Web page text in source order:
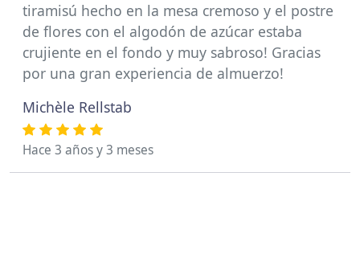
tiramisú hecho en la mesa cremoso y el postre
de flores con el algodón de azúcar estaba
crujiente en el fondo y muy sabroso! Gracias
por una gran experiencia de almuerzo!
Michèle Rellstab
Hace 3 años y 3 meses